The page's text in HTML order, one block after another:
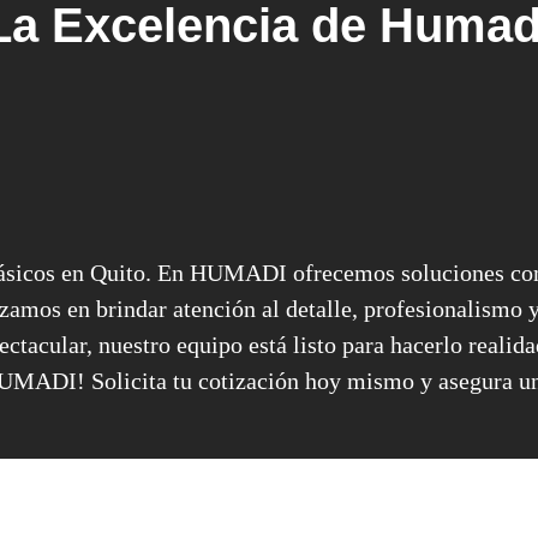
Excelencia de
en Quito. En HUMADI ofrecemos soluciones
en brindar atención al detalle, profesionalismo
nuestro equipo está listo para hacerlo
Solicita tu cotización hoy mismo y asegura